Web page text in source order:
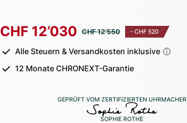
CHF 12’030 CHF 12’550 - CHF 520
Alle Steuern & Versandkosten inklusive
12 Monate CHRONEXT-Garantie
GEPRÜFT VOM ZERTIFIZIERTEN UHRMACHER
SOPHIE ROTHE